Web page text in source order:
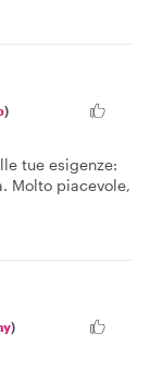
)
tue esigenze:
Molto piacevole,
)